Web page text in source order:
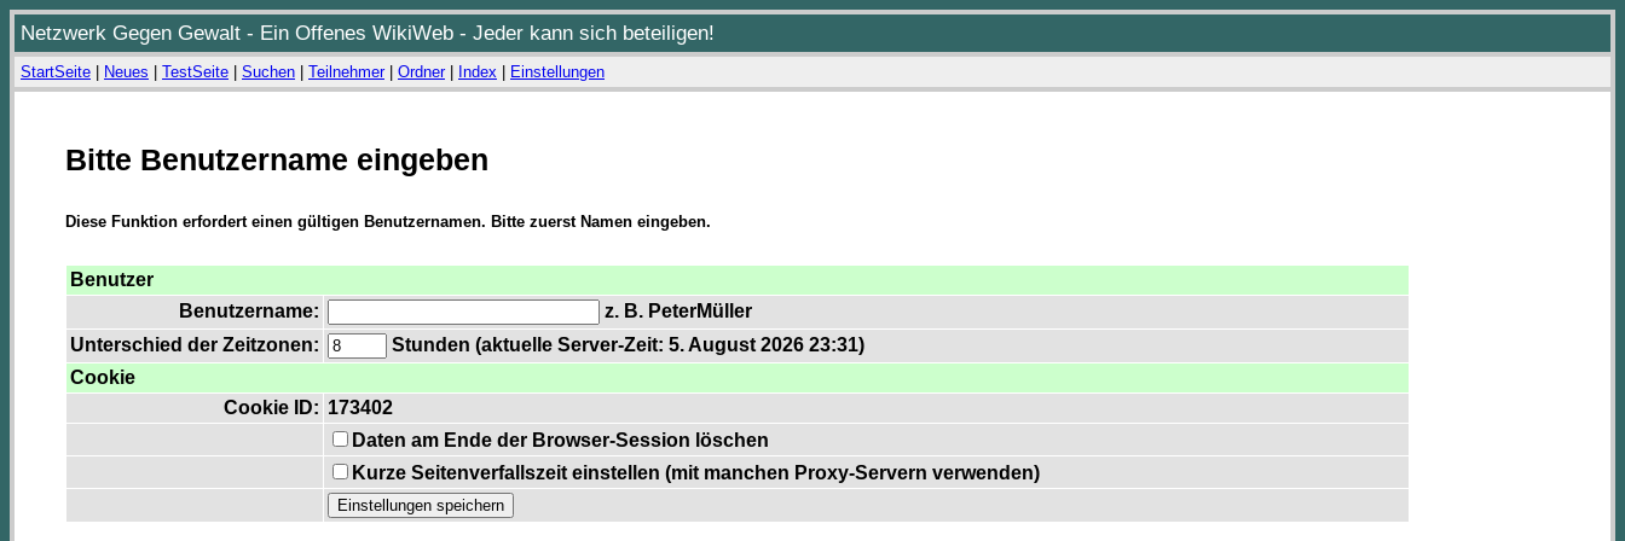
Netzwerk Gegen Gewalt - Ein Offenes WikiWeb - Jeder kann sich beteiligen!
StartSeite Neues TestSeite Suchen Teilnehmer| Ordner| Index Einstellungen
Bitte Benutzername eingeben
Diese Funktion erfordert einen gültigen Benutzernamen. Bitte zuerst Namen eingeben.
Benutzer
Benutzername:
z. B. PeterMüller
Unterschied der Zeitzonen:
Stunden (aktuelle Server-Zeit: 5. August 2026 23:31)
Cookie
Cookie ID: 173402
Daten am Ende der Browser-Session löschen
Kurze Seitenverfallszeit einstellen (mit manchen Proxy-Servern verwenden)